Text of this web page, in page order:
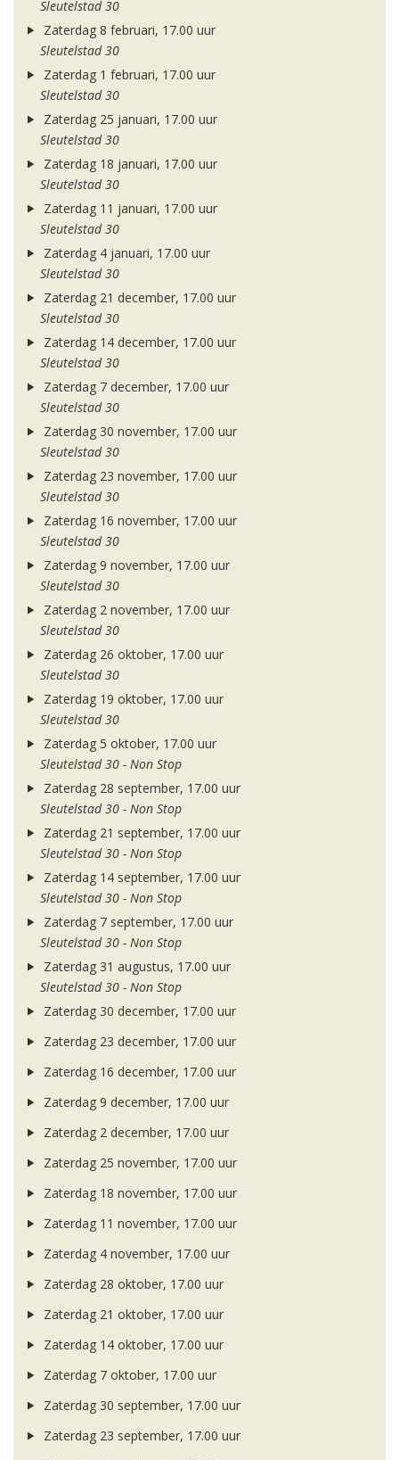
Sleutelstad 30
Zaterdag 8 februari, 17.00 uur
Sleutelstad 30
Zaterdag 1 februari, 17.00 uur
Sleutelstad 30
Zaterdag 25 januari, 17.00 uur
Sleutelstad 30
Zaterdag 18 januari, 17.00 uur
Sleutelstad 30
Zaterdag 11 januari, 17.00 uur
Sleutelstad 30
Zaterdag 4 januari, 17.00 uur
Sleutelstad 30
Zaterdag 21 december, 17.00 uur
Sleutelstad 30
Zaterdag 14 december, 17.00 uur
Sleutelstad 30
Zaterdag 7 december, 17.00 uur
Sleutelstad 30
Zaterdag 30 november, 17.00 uur
Sleutelstad 30
Zaterdag 23 november, 17.00 uur
Sleutelstad 30
Zaterdag 16 november, 17.00 uur
Sleutelstad 30
Zaterdag 9 november, 17.00 uur
Sleutelstad 30
Zaterdag 2 november, 17.00 uur
Sleutelstad 30
Zaterdag 26 oktober, 17.00 uur
Sleutelstad 30
Zaterdag 19 oktober, 17.00 uur
Sleutelstad 30
Zaterdag 5 oktober, 17.00 uur
Sleutelstad 30 - Non Stop
Zaterdag 28 september, 17.00 uur
Sleutelstad 30 - Non Stop
Zaterdag 21 september, 17.00 uur
Sleutelstad 30 - Non Stop
Zaterdag 14 september, 17.00 uur
Sleutelstad 30 - Non Stop
Zaterdag 7 september, 17.00 uur
Sleutelstad 30 - Non Stop
Zaterdag 31 augustus, 17.00 uur
Sleutelstad 30 - Non Stop
Zaterdag 30 december, 17.00 uur
Zaterdag 23 december, 17.00 uur
Zaterdag 16 december, 17.00 uur
Zaterdag 9 december, 17.00 uur
Zaterdag 2 december, 17.00 uur
Zaterdag 25 november, 17.00 uur
Zaterdag 18 november, 17.00 uur
Zaterdag 11 november, 17.00 uur
Zaterdag 4 november, 17.00 uur
Zaterdag 28 oktober, 17.00 uur
Zaterdag 21 oktober, 17.00 uur
Zaterdag 14 oktober, 17.00 uur
Zaterdag 7 oktober, 17.00 uur
Zaterdag 30 september, 17.00 uur
Zaterdag 23 september, 17.00 uur